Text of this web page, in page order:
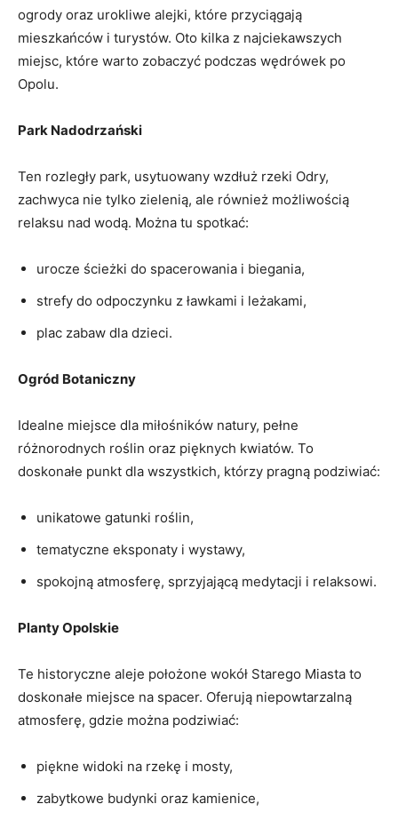
ogrody oraz urokliwe ‌alejki, które przyciągają
mieszkańców ‍i turystów. Oto kilka z najciekawszych
⁤miejsc, które warto ⁣zobaczyć podczas wędrówek‍ po
Opolu.
Park Nadodrzański
Ten rozległy park, usytuowany wzdłuż ⁢rzeki Odry,⁢
zachwyca nie ⁤tylko zielenią, ale również możliwością‍
relaksu⁤ nad wodą. Można tu spotkać:
urocze ścieżki do spacerowania i biegania,
strefy do odpoczynku z ławkami⁣ i leżakami,
plac zabaw dla ​dzieci.
Ogród Botaniczny
Idealne miejsce dla miłośników natury, ⁣pełne
różnorodnych roślin oraz pięknych kwiatów.⁣ To
doskonałe punkt‌ dla⁤ wszystkich, którzy pragną podziwiać:
unikatowe gatunki roślin,
tematyczne eksponaty ​i wystawy,
spokojną atmosferę, sprzyjającą medytacji i relaksowi.
Planty Opolskie
Te historyczne aleje położone wokół ​Starego Miasta⁢ to
doskonałe miejsce ‍na​ spacer.​ Oferują niepowtarzalną
atmosferę, gdzie ‍można podziwiać:
piękne ‌widoki na rzekę i mosty,
zabytkowe ‍budynki oraz kamienice,